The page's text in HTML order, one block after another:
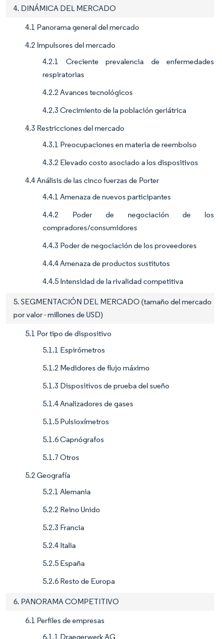
4. DINÁMICA DEL MERCADO
4.1 Panorama general del mercado
4.2 Impulsores del mercado
4.2.1 Creciente prevalencia de enfermedades
respiratorias
4.2.2 Avances tecnológicos
4.2.3 Crecimiento de la población geriátrica
4.3 Restricciones del mercado
4.3.1 Preocupaciones en materia de reembolso
4.3.2 Elevado costo asociado a los dispositivos
4.4 Análisis de las cinco fuerzas de Porter
4.4.1 Amenaza de nuevos participantes
4.4.2 Poder de negociación de los
compradores/consumidores
4.4.3 Poder de negociación de los proveedores
4.4.4 Amenaza de productos sustitutos
4.4.5 Intensidad de la rivalidad competitiva
5. SEGMENTACIÓN DEL MERCADO (tamaño del mercado
por valor - millones de USD)
5.1 Por tipo de dispositivo
5.1.1 Espirómetros
5.1.2 Medidores de flujo máximo
5.1.3 Dispositivos de prueba del sueño
5.1.4 Analizadores de gases
5.1.5 Pulsioxímetros
5.1.6 Capnógrafos
5.1.7 Otros
5.2 Geografía
5.2.1 Alemania
5.2.2 Reino Unido
5.2.3 Francia
5.2.4 Italia
5.2.5 España
5.2.6 Resto de Europa
6. PANORAMA COMPETITIVO
6.1 Perfiles de empresas
6.1.1 Draegerwerk AG